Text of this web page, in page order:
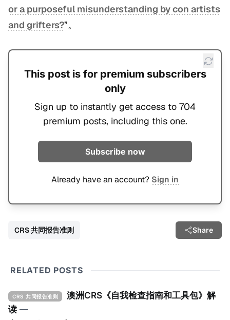
or a purposeful misunderstanding by con artists
and grifters?”。
This post is for premium subscribers
only
Sign up to instantly get access to 704
premium posts, including this one.
Subscribe now
Already have an account? Sign in
CRS 共同报告准则 Share
RELATED POSTS
CRS 共同报告准则
澳洲CRS《自我检查指南和工具包》解
读 —